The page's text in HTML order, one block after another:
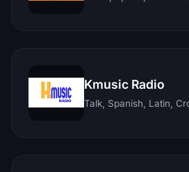
Kmusic Radio
Talk, Spanish, Latin,